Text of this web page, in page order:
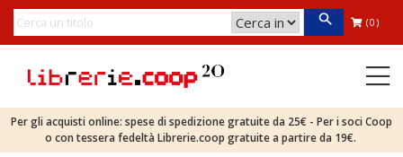
(0)
Per gli acquisti online: spese di spedizione gratuite da 25€ - Per i soci Coop
o con tessera fedeltà Librerie.coop gratuite a partire da 19€.